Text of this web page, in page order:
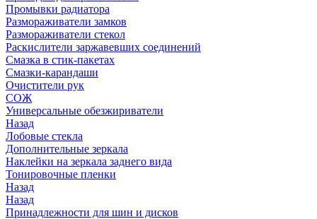
Промывки радиатора
Размораживатели замков
Размораживатели стекол
Раскислители заржавевших соединений
Смазка в стик-пакетах
Смазки-карандаши
Очистители рук
СОЖ
Универсальные обезжириватели
Назад
Лобовые стекла
Дополнительные зеркала
Наклейки на зеркала заднего вида
Тонировочные пленки
Назад
Назад
Принадлежности для шин и дисков